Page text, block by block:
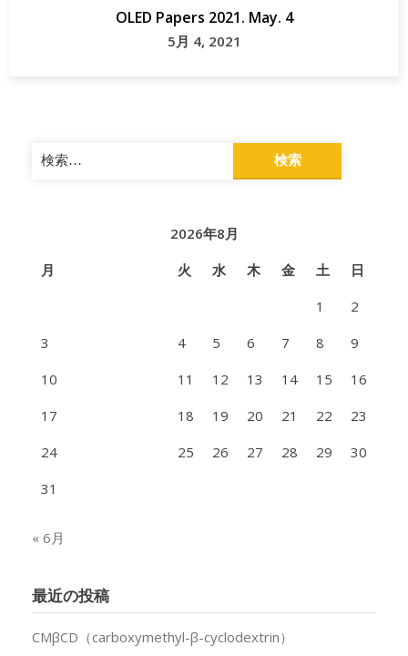
OLED Papers 2021. May. 4
5月 4, 2021
検
索:
2026年8月
月
火 水 木 金 土
日
1
2
3
4 5 6 7 8
9
10
11 12 13 14 15
16
17
18 19 20 21 22
23
24
25 26 27 28 29
30
31
« 6月
最近の投稿
CMβCD（carboxymethyl-β-cyclodextrin）